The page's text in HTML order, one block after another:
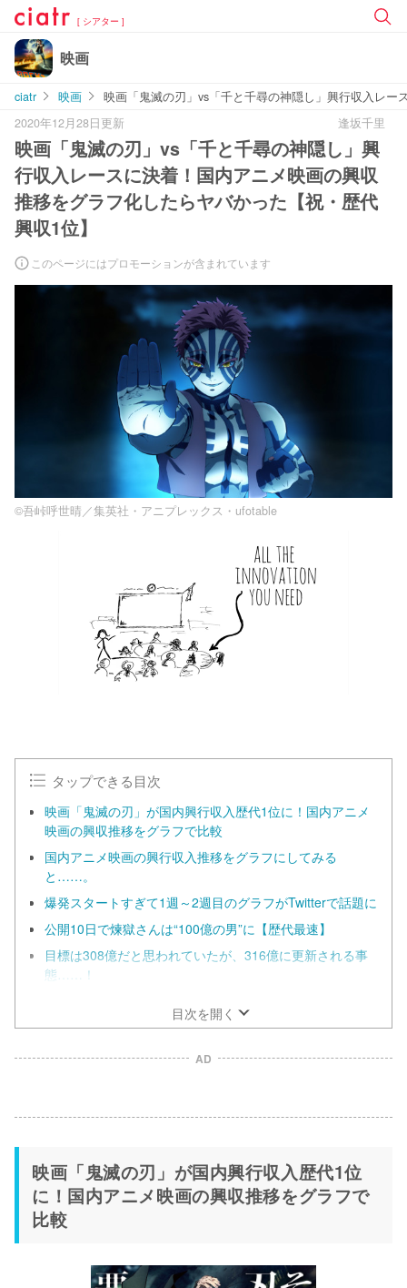
[ シアター ]
映画
ciatr 映画
映画「鬼滅の刃」vs「千と千尋の神隠し」興行収入レ
2020年12月28日更新
逢坂千里
映画「鬼滅の刃」vs「千と千尋の神隠し」興
行収入レースに決着！国内アニメ映画の興収
推移をグラフ化したらヤバかった【祝・歴代
興収1位】
このページにはプロモーションが含まれています
©吾峠呼世晴／集英社・アニプレックス・ufotable
タップできる目次
映画「鬼滅の刃」が国内興行収入歴代1位に！国内アニメ
映画の興収推移をグラフで比較
国内アニメ映画の興行収入推移をグラフにしてみる
と……。
爆発スタートすぎて1週～2週目のグラフがTwitterで話題に
公開10日で煉獄さんは“100億の男”に【歴代最速】
目標は308億だと思われていたが、316億に更新される事
態……！
目次を開く
AD
映画「鬼滅の刃」が国内興行収入歴代1位
に！国内アニメ映画の興収推移をグラフで
比較